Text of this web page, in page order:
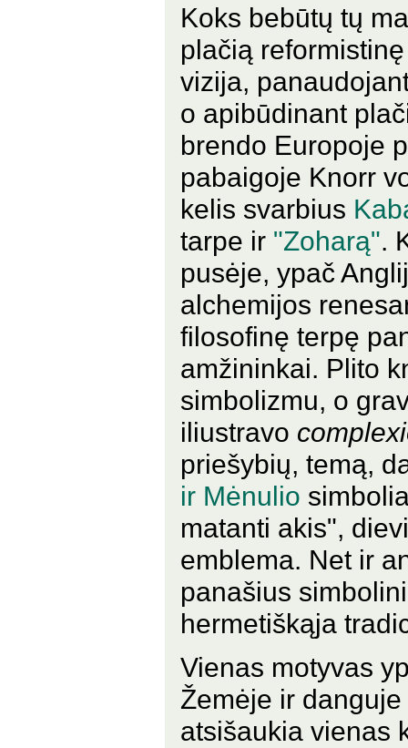
Koks bebūtų tų
plačią
vizija,
o apibūdinant
brendo Europoje
pabaigoje Knorr
kelis svarbius
tarpe ir "Zoharą".
pusėje, ypač
alchemijos
filosofinę terpę
amžininkai. Plito
simbolizmu, o
iliustravo
priešybių, temą,
ir Mėnulio
matanti akis",
emblema. Net ir
panašius
hermetiškąja
Vienas motyvas
Žemėje ir
atsišaukia vienas